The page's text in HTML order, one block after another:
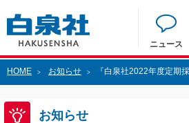
ニュース
HOME > お知らせ > 『白泉社2022年度定期
お知らせ